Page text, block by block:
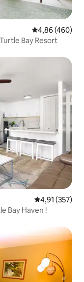
Évaluation
4,86 (460)
Bay Resort
Évaluation
4,91 (357)
Bay Haven !